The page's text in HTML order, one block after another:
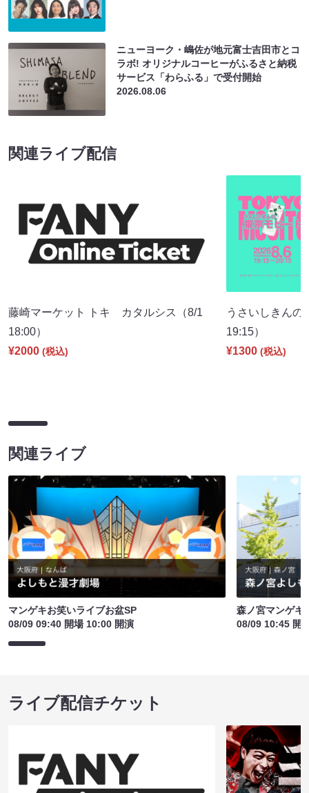
ニューヨーク・嶋佐が地元富士吉田市とコ
ラボ! オリジナルコーヒーがふるさと納税
サービス「わらふる」で受付開始
2026.08.06
関連ライブ配信
藤崎マーケット トキ カタルシス（8/1
18:00）
¥2000 (税込)
うさいしきん
19:15）
¥1300 (税込)
関連ライブ
マンゲキお笑いライブお盆SP
08/09 09:40 開場 10:00 開演
森ノ宮マンゲキ
08/09 10:45 開
ライブ配信チケット